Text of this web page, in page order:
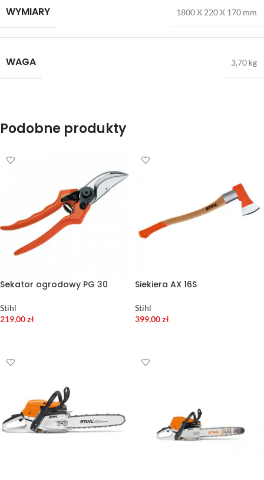
WYMIARY 1800 X 220 X 170 mm
WAGA 3,70 kg
Podobne produkty
Sekator ogrodowy PG 30
Stihl
219,00zł
Siekiera AX 16S
Stihl
399,00zł